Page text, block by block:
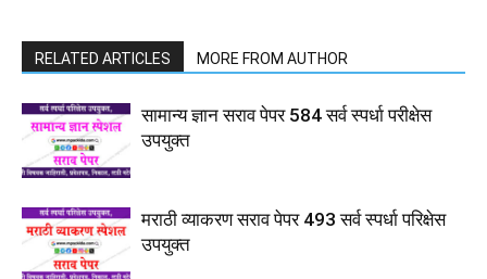
RELATED ARTICLES MORE FROM AUTHOR
सामान्य ज्ञान सराव पेपर 584 सर्व स्पर्धा परीक्षेस
उपयुक्त
मराठी व्याकरण सराव पेपर 493 सर्व स्पर्धा परिक्षेस
उपयुक्त